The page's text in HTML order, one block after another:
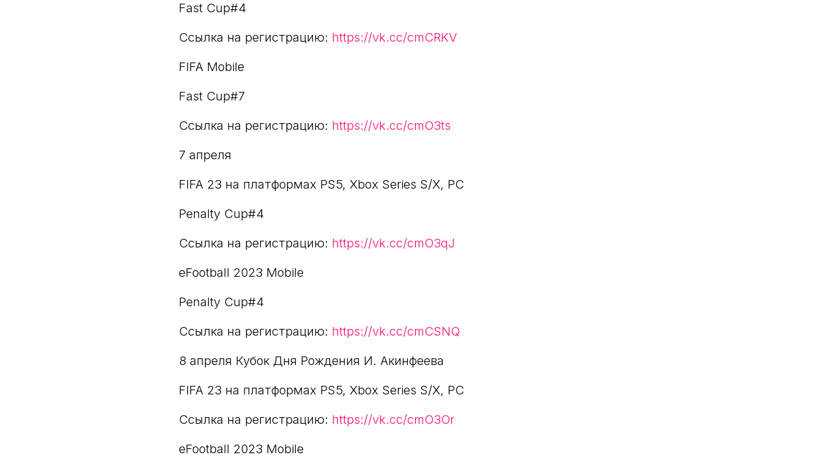
Fast Cup#4
Ссылка на регистрацию: https://vk.cc/cmCRKV
FIFA Mobile
Fast Cup#7
Ссылка на регистрацию: https://vk.cc/cmO3ts
7 апреля
FIFA 23 на платформах PS5, Xbox Series S/X, PC
Penalty Cup#4
Ссылка на регистрацию: https://vk.cc/cmO3qJ
eFootball 2023 Mobile
Penalty Cup#4
Ссылка на регистрацию: https://vk.cc/cmCSNQ
8 апреля Кубок Дня Рождения И. Акинфеева
FIFA 23 на платформах PS5, Xbox Series S/X, PC
Ссылка на регистрацию: https://vk.cc/cmO3Or
eFootball 2023 Mobile